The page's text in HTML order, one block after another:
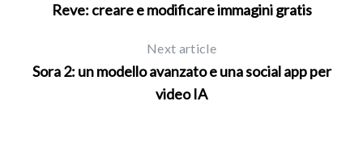
Reve: creare e modificare immagini gratis
Next article
Sora 2: un modello avanzato e una social app per
video IA